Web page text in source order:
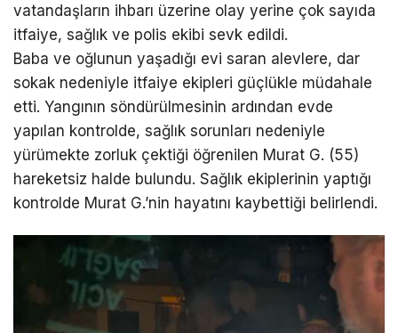
vatandaşların ihbarı üzerine olay yerine çok sayıda
itfaiye, sağlık ve polis ekibi sevk edildi.
Baba ve oğlunun yaşadığı evi saran alevlere, dar
sokak nedeniyle itfaiye ekipleri güçlükle müdahale
etti. Yangının söndürülmesinin ardından evde
yapılan kontrolde, sağlık sorunları nedeniyle
yürümekte zorluk çektiği öğrenilen Murat G. (55)
hareketsiz halde bulundu. Sağlık ekiplerinin yaptığı
kontrolde Murat G.’nin hayatını kaybettiği belirlendi.